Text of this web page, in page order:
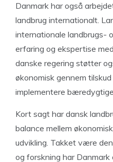
Danmark har også
landbrug internationalt.
internationale landbrugs-
erfaring og ekspertise
danske regering støtter
økonomisk gennem
implementere
Kort sagt har dansk
balance mellem
udvikling. Takket være
og forskning har